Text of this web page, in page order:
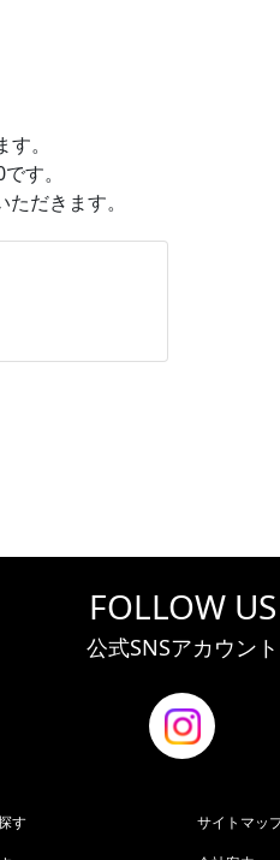
。
す。
だきます。
FOLLOW US
公式SNSアカウント
す
サイトマッ